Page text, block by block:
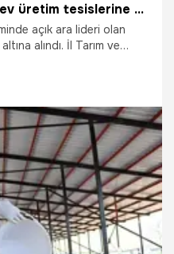
Türkiye'de o il zirvede! Dev üretim tesislerine sıkı takip
açık ara lideri olan
alındı. İl Tarım ve